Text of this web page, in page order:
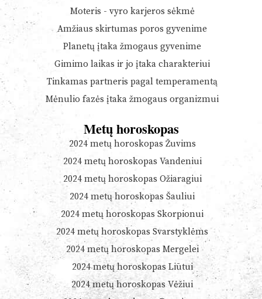
Moteris - vyro karjeros sėkmė
Amžiaus skirtumas poros gyvenime
Planetų įtaka žmogaus gyvenime
Gimimo laikas ir jo įtaka charakteriui
Tinkamas partneris pagal temperamentą
Mėnulio fazės įtaka žmogaus organizmui
Metų horoskopas
2024 metų horoskopas Žuvims
2024 metų horoskopas Vandeniui
2024 metų horoskopas Ožiaragiui
2024 metų horoskopas Šauliui
2024 metų horoskopas Skorpionui
2024 metų horoskopas Svarstyklėms
2024 metų horoskopas Mergelei
2024 metų horoskopas Liūtui
2024 metų horoskopas Vėžiui